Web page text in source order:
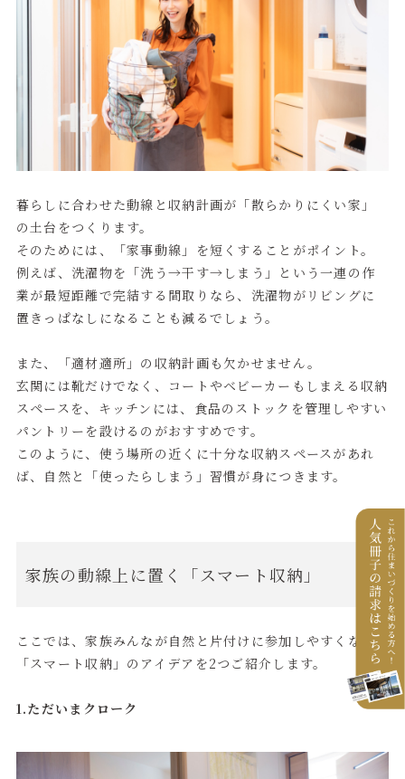
暮らしに合わせた動線と収納計画が「散らかりにくい家」
の土台をつくります。
そのためには、「家事動線」を短くすることがポイント。
例えば、洗濯物を「洗う→干す→しまう」という一連の作
業が最短距離で完結する間取りなら、洗濯物がリビングに
置きっぱなしになることも減るでしょう。
また、「適材適所」の収納計画も欠かせません。
玄関には靴だけでなく、コートやベビーカーもしまえる収納
スペースを、キッチンには、食品のストックを管理しやすい
パントリーを設けるのがおすすめです。
このように、使う場所の近くに十分な収納スペースがあれ
ば、自然と「使ったらしまう」習慣が身につきます。
家族の動線上に置く「スマート収納」
ここでは、家族みんなが自然と片付けに参加しやすくなる
「スマート収納」のアイデアを2つご紹介します。
1.ただいまクローク